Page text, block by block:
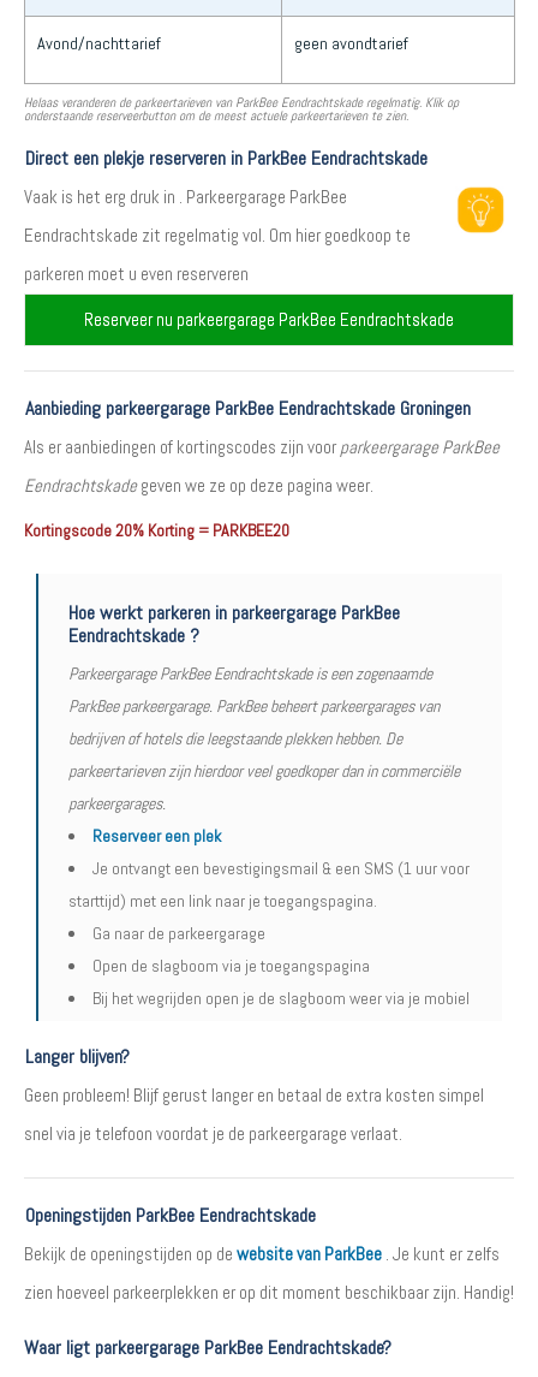
Avond/nachttarief geen avondtarief
Helaas veranderen de parkeertarieven van ParkBee Eendrachtskade regelmatig. Klik op
onderstaande reserveerbutton om de meest actuele parkeertarieven te zien.
Direct een plekje reserveren in ParkBee Eendrachtskade
Vaak is het erg druk in . Parkeergarage ParkBee
Eendrachtskade zit regelmatig vol. Om hier goedkoop te
parkeren moet u even reserveren
Reserveer nu parkeergarage ParkBee Eendrachtskade
Aanbieding parkeergarage ParkBee Eendrachtskade Groningen
Als er aanbiedingen of kortingscodes zijn voor parkeergarage ParkBee
Eendrachtskadegeven we ze op deze pagina weer.
Kortingscode 20% Korting = PARKBEE20
Hoe werkt parkeren in parkeergarage ParkBee
Eendrachtskade ?
Parkeergarage ParkBee Eendrachtskade is een zogenaamde
ParkBee parkeergarage. ParkBee beheert parkeergarages van
bedrijven of hotels die leegstaande plekken hebben. De
parkeertarieven zijn hierdoor veel goedkoper dan in commerciële
parkeergarages.
Reserveer een plek
Je ontvangt een bevestigingsmail & een SMS (1 uur voor
starttijd) met een link naar je toegangspagina.
Ga naar de parkeergarage
Open de slagboom via je toegangspagina
Bij het wegrijden open je de slagboom weer via je mobiel
Langer blijven?
Geen probleem! Blijf gerust langer en betaal de extra kosten simpel
snel via je telefoon voordat je de parkeergarage verlaat.
Openingstijden ParkBee Eendrachtskade
Bekijk de openingstijden op de website van ParkBee . Je kunt er zelfs
zien hoeveel parkeerplekken er op dit moment beschikbaar zijn. Handig!
Waar ligt parkeergarage ParkBee Eendrachtskade?